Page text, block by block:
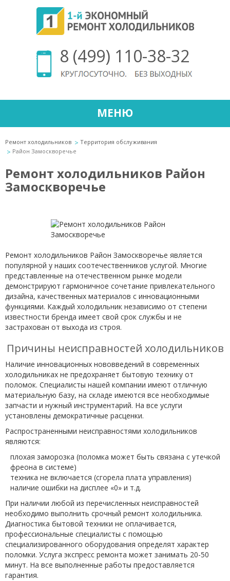
8 (499) 110-38-32
МЕНЮ
Ремонт холодильников
Территория обслуживания
Район Замоскворечье
Ремонт холодильников Район
Замоскворечье
Ремонт холодильников Район Замоскворечье является
популярной у наших соотечественников услугой. Многие
представленные на отечественном рынке модели
демонстрируют гармоничное сочетание привлекательного
дизайна, качественных материалов с инновационными
функциями. Каждый холодильник независимо от степени
известности бренда имеет свой срок службы и не
застрахован от выхода из строя.
Причины неисправностей холодильников
Наличие инновационных нововведений в современных
холодильниках не предохраняет бытовую технику от
поломок. Специалисты нашей компании имеют отличную
материальную базу, на складе имеются все необходимые
запчасти и нужный инструментарий. На все услуги
установлены демократичные расценки.
Распространенными неисправностями холодильников
являются:
плохая заморозка (поломка может быть связана с утечкой
фреона в системе)
техника не включается (сгорела плата управления)
наличие ошибки на дисплее «0» и т.д.
При наличии любой из перечисленных неисправностей
необходимо выполнить срочный ремонт холодильника.
Диагностика бытовой техники не оплачивается,
профессиональные специалисты с помощью
специализированного оборудования определят характер
поломки. Услуга экспресс ремонта может занимать 20-50
минут. На все выполненные работы предоставляется
гарантия.